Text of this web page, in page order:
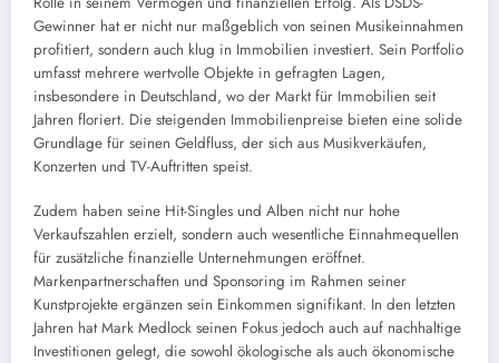
Gewinner hat er nicht nur maßgeblich von seinen Musikeinnahmen
profitiert, sondern auch klug in Immobilien investiert. Sein Portfolio
umfasst mehrere wertvolle Objekte in gefragten Lagen,
insbesondere in Deutschland, wo der Markt für Immobilien seit
Jahren floriert. Die steigenden Immobilienpreise bieten eine solide
Grundlage für seinen Geldfluss, der sich aus Musikverkäufen,
Konzerten und TV-Auftritten speist.
Zudem haben seine Hit-Singles und Alben nicht nur hohe
Verkaufszahlen erzielt, sondern auch wesentliche Einnahmequellen
für zusätzliche finanzielle Unternehmungen eröffnet.
Markenpartnerschaften und Sponsoring im Rahmen seiner
Kunstprojekte ergänzen sein Einkommen signifikant. In den letzten
Jahren hat Mark Medlock seinen Fokus jedoch auch auf nachhaltige
Investitionen gelegt, die sowohl ökologische als auch ökonomische